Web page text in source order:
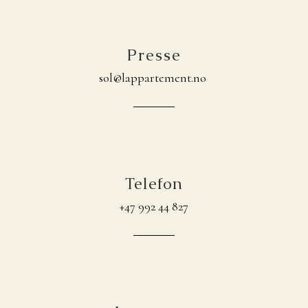
Presse
sol@lappartement.no
Telefon
+47 992 44 827